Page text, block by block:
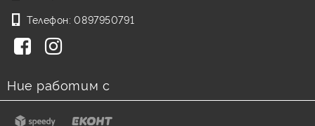
Телефон: 0897950791
Ние работим с